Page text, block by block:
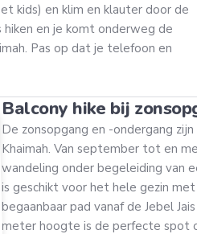
kids) en klim en klauter door de
en je komt onderweg de
Pas op dat je telefoon en
Balcony hike bij
De zonsopgang en -ondergang
Khaimah. Van september tot en
wandeling onder begeleiding van
is geschikt voor het hele gezin
begaanbaar pad vanaf de Jebel
meter hoogte is de perfecte spot